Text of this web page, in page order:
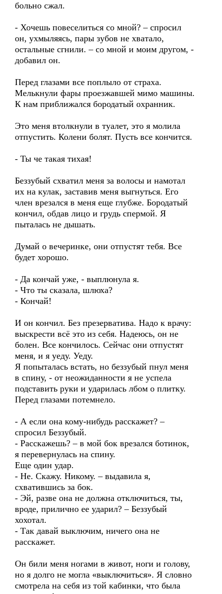
больно сжал.
- Хочешь повеселиться со мной? – спросил
он, ухмыляясь, пары зубов не хватало,
остальные сгнили. – со мной и моим другом, -
добавил он.
Перед глазами все поплыло от страха.
Мелькнули фары проезжавшей мимо машины.
К нам приближался бородатый охранник.
Это меня втолкнули в туалет, это я молила
отпустить. Колени болят. Пусть все кончится.
- Ты че такая тихая!
Беззубый схватил меня за волосы и намотал
их на кулак, заставив меня выгнуться. Его
член врезался в меня еще глубже. Бородатый
кончил, обдав лицо и грудь спермой. Я
пыталась не дышать.
Думай о вечеринке, они отпустят тебя. Все
будет хорошо.
- Да кончай уже, - выплюнула я.
- Что ты сказала, шлюха?
- Кончай!
И он кончил. Без презерватива. Надо к врачу:
выскрести всё это из себя. Надеюсь, он не
болен. Все кончилось. Сейчас они отпустят
меня, и я уеду. Уеду.
Я попыталась встать, но беззубый пнул меня
в спину, - от неожиданности я не успела
подставить руки и ударилась лбом о плитку.
Перед глазами потемнело.
- А если она кому-нибудь расскажет? –
спросил Беззубый.
- Расскажешь? – в мой бок врезался ботинок,
я перевернулась на спину.
Еще один удар.
- Не. Скажу. Никому. – выдавила я,
схватившись за бок.
- Эй, разве она не должна отключиться, ты,
вроде, прилично ее ударил? – Беззубый
хохотал.
- Так давай выключим, ничего она не
расскажет.
Он били меня ногами в живот, ноги и голову,
но я долго не могла «выключиться». Я словно
смотрела на себя из той кабинки, что была